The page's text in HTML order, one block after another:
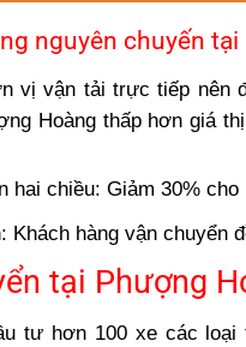
nguyên chuyến
vị vận tải trực tiếp nên
Hoàng thấp hơn giá
hai chiều: Giảm 30%
Khách hàng vận chuyển
tại Phượng
tư hơn 100 xe các